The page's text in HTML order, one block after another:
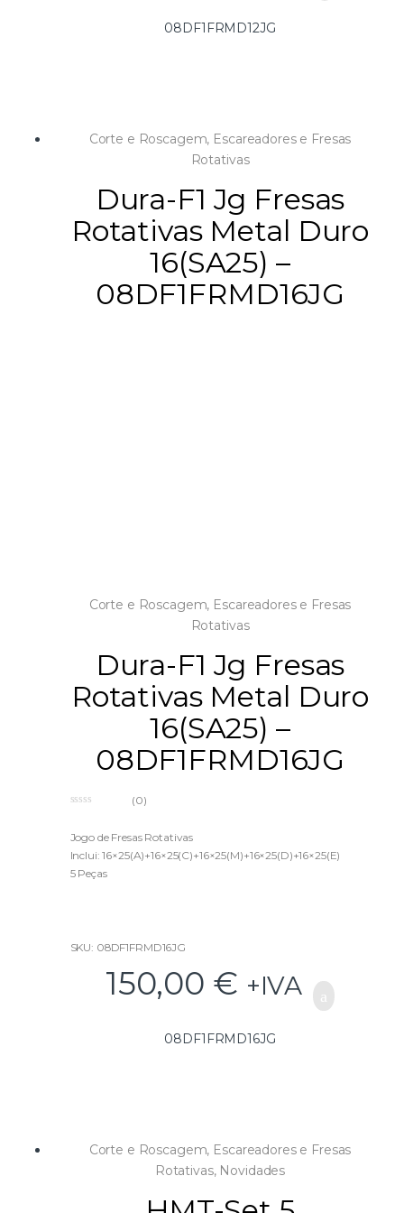
08DF1FRMD12JG
Corte e Roscagem, Escareadores e Fresas
Rotativas
Dura-F1 Jg Fresas
Rotativas Metal Duro
16(SA25) –
08DF1FRMD16JG
Corte e Roscagem, Escareadores e Fresas
Rotativas
Dura-F1 Jg Fresas
Rotativas Metal Duro
16(SA25) –
08DF1FRMD16JG
u
o
f
5
(0)
Jogo de Fresas Rotativas
Inclui: 16×25(A)+16×25(C)+16×25(M)+16×25(D)+16×25(E)
5 Peças
SKU: 08DF1FRMD16JG
150,00 € +IVA
08DF1FRMD16JG
Corte e Roscagem, Escareadores e Fresas
Rotativas, Novidades